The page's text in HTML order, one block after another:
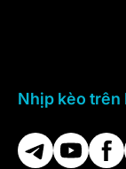
Nhịp kèo trên